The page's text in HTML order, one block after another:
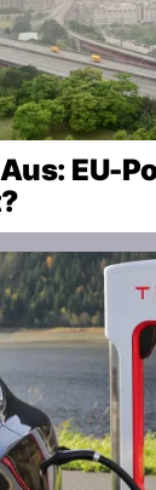
EU-